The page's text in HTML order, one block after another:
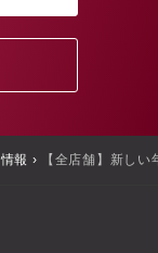
報 › 【全店舗】新し